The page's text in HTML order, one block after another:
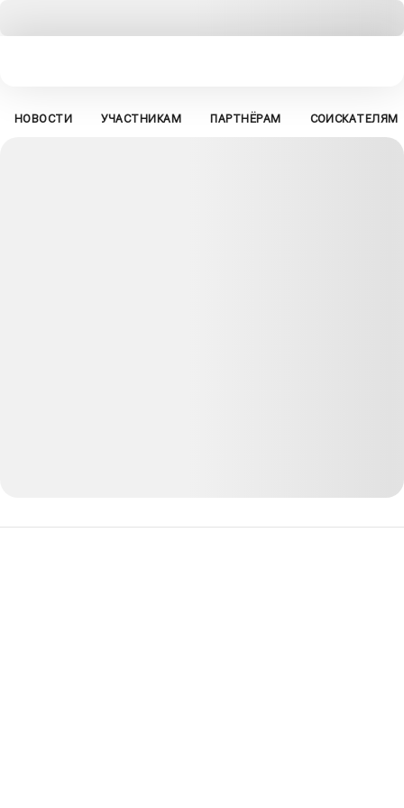
НОВОСТИ УЧАСТНИКАМ ПАРТНЁРАМ СОИСКАТЕЛЯМ